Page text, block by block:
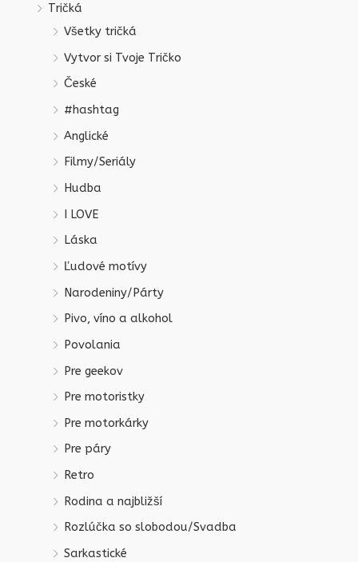
Tričká
Všetky tričká
Vytvor si Tvoje Tričko
České
#hashtag
Anglické
Filmy/Seriály
Hudba
I LOVE
Láska
Ľudové motívy
Narodeniny/Párty
Pivo, víno a alkohol
Povolania
Pre geekov
Pre motoristky
Pre motorkárky
Pre páry
Retro
Rodina a najbližší
Rozlúčka so slobodou/Svadba
Sarkastické